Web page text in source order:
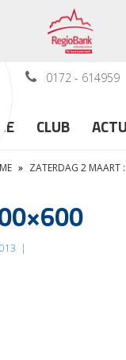
0172 - 614959
CLUB
» ZATERDAG 2 MAART :
|